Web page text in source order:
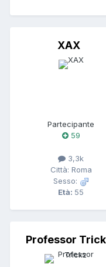
XAX
Partecipante
59
3,3k
Città: Roma
Sesso:
Età: 55
Professor